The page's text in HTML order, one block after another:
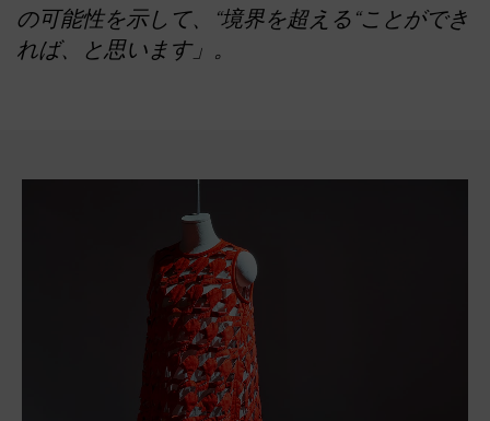
の可能性を示して、
“境界を超える “ことができ
れば、と思います」。